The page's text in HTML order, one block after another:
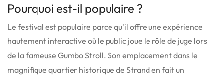
Pourquoi est-il populaire ?
Le festival est populaire parce qu'il offre une expérience
hautement interactive où le public joue le rôle de juge lors
de la fameuse Gumbo Stroll. Son emplacement dans le
magnifique quartier historique de Strand en fait un